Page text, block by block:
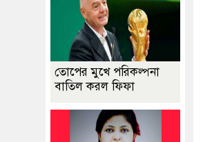
তোপের মুখে পরিকল্পনা
বাতিল করল ফিফা